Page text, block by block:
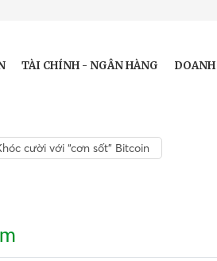
TÀI CHÍNH - NGÂN HÀNG
cười với “cơn sốt” Bitcoin